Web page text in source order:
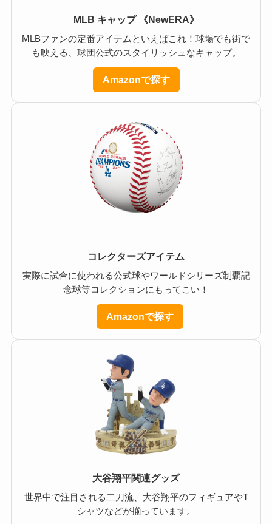
MLB キャップ 《NewERA》
MLBファンの定番アイテムといえばこれ！球場でも街で
も映える、球団公式のスタイリッシュなキャップ。
Amazonで探す
コレクターズアイテム
実際に試合に使われる公式球やワールドシリーズ制覇記
念球等コレクションにもってこい！
Amazonで探す
大谷翔平関連グッズ
世界中で注目される二刀流、大谷翔平のフィギュアやT
シャツなどが揃っています。